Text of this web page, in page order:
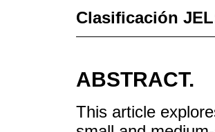
Clasificación
ABSTRACT.
This article